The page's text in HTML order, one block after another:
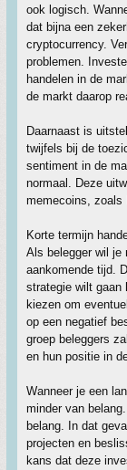
ook logisch.
dat bijna een
cryptocurrency.
problemen.
handelen in de
de markt daarop
Daarnaast is
twijfels bij de
sentiment in de
normaal. Deze
memecoins, zoals
Korte termijn
Als belegger wil je
aankomende tijd.
strategie wilt gaan
kiezen om
op een negatief
groep beleggers
en hun positie in
Wanneer je een
minder van
belang. In dat
projecten en
kans dat deze